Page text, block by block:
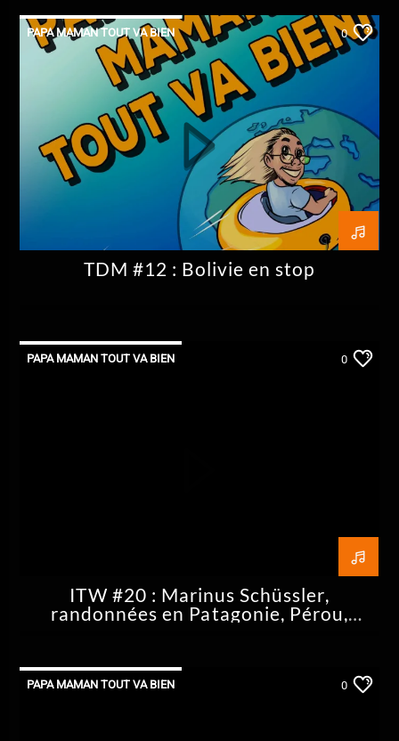
PAPA MAMAN TOUT VA BIEN 0
TDM #12 : Bolivie en stop
PAPA MAMAN TOUT VA BIEN 0
ITW #20 : Marinus Schüssler,
randonnées en Patagonie, Pérou,
PAPA MAMAN TOUT VA BIEN 0